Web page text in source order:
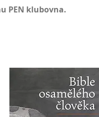
PEN klubovna.